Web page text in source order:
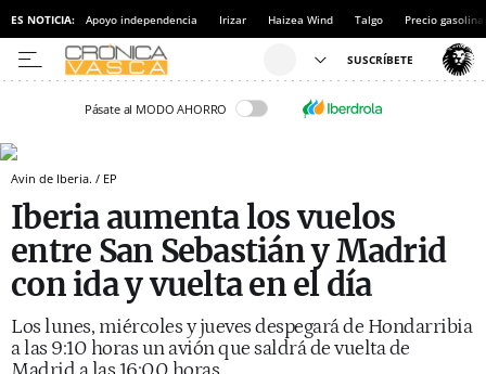
ES NOTICIA: Apoyo independencia Irizar Haizea Wind Talgo Precio gasolina
Pásate al MODO AHORRO
Avin de Iberia. / EP
Iberia aumenta los vuelos
entre San Sebastián y Madrid
con ida y vuelta en el día
Los lunes, miércoles y jueves despegará de Hondarribia
a las 9:10 horas un avión que saldrá de vuelta de